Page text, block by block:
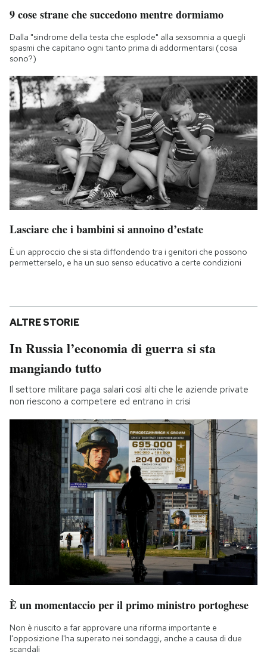
9 cose strane che succedono mentre dormiamo
Dalla "sindrome della testa che esplode" alla sexsomnia a quegli
spasmi che capitano ogni tanto prima di addormentarsi (cosa
sono?)
Lasciare che i bambini si annoino d’estate
È un approccio che si sta diffondendo tra i genitori che possono
permetterselo, e ha un suo senso educativo a certe condizioni
ALTRE STORIE
In Russia l’economia di guerra si sta
mangiando tutto
Il settore militare paga salari così alti che le aziende private
non riescono a competere ed entrano in crisi
È un momentaccio per il primo ministro portoghese
Non è riuscito a far approvare una riforma importante e
l'opposizione l'ha superato nei sondaggi, anche a causa di due
scandali